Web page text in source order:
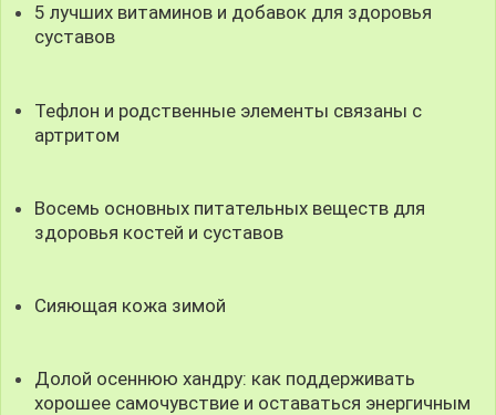
5 лучших витаминов и добавок для здоровья
суставов
Тефлон и родственные элементы связаны с
артритом
Восемь основных питательных веществ для
здоровья костей и суставов
Сияющая кожа зимой
Долой осеннюю хандру: как поддерживать
хорошее самочувствие и оставаться энергичным